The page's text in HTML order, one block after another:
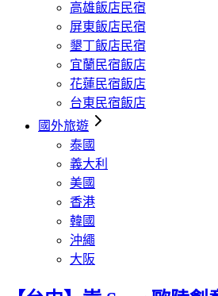
高雄飯店民宿
屏東飯店民宿
墾丁飯店民宿
宜蘭民宿飯店
花蓮民宿飯店
台東民宿飯店
國外旅遊
泰國
義大利
美國
香港
韓國
沖繩
大阪